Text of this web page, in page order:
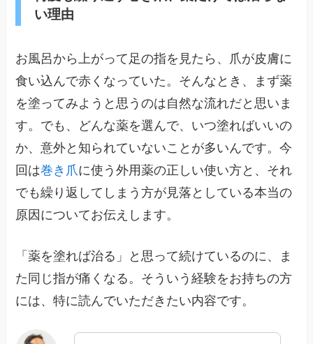
い理由
お風呂から上がって足の指を見たら、爪が皮膚に
食い込んで赤くなっていた。そんなとき、まず薬
を塗ってみようと思うのは自然な流れだと思いま
す。でも、どんな薬を選んで、いつ塗ればいいの
か、意外と知られていないことが多いんです。今
回は巻き爪に使う外用薬の正しい使い方と、それ
でも繰り返してしまう方が見落としている本当の
原因についてお伝えします。
「薬を塗れば治る」と思って続けているのに、ま
た同じ指が痛くなる。そういう経験をお持ちの方
には、特に読んでいただきたい内容です。